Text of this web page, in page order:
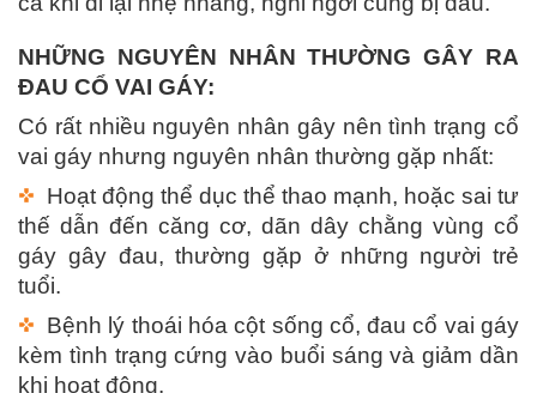
NHỮNG NGUYÊN NHÂN THƯỜNG GÂY RA
ĐAU CỔ VAI GÁY:
Có rất nhiều nguyên nhân gây nên tình trạng cổ
vai gáy nhưng nguyên nhân thường gặp nhất:
Hoạt động thể dục thể thao mạnh, hoặc sai tư
thế dẫn đến căng cơ, dãn dây chằng vùng cổ
gáy gây đau, thường gặp ở những người trẻ
tuổi.
Bệnh lý thoái hóa cột sống cổ, đau cổ vai gáy
kèm tình trạng cứng vào buổi sáng và giảm dần
khi hoạt động.